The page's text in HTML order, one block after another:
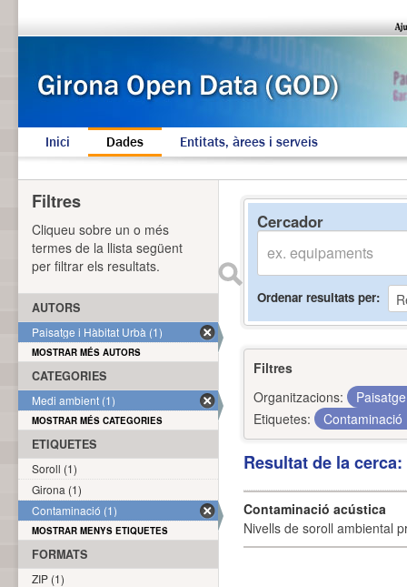
Inici Dades Entitats, àrees i serveis
Cercador
Ordenar resultats per
Filtres
Organitzacions:
Etiquetes:
Contaminació
Resultat de la
Contaminació acústica
Nivells de soroll ambiental
Filtres
Cliqueu sobre un o més
termes de la llista següent
per filtrar els resultats.
AUTORS
Paisatge i Hàbitat Urbà (1)
MOSTRAR MÉS AUTORS
CATEGORIES
Medi ambient (1)
MOSTRAR MÉS CATEGORIES
ETIQUETES
Soroll (1)
Girona (1)
Contaminació (1)
MOSTRAR MENYS ETIQUETES
FORMATS
ZIP (1)